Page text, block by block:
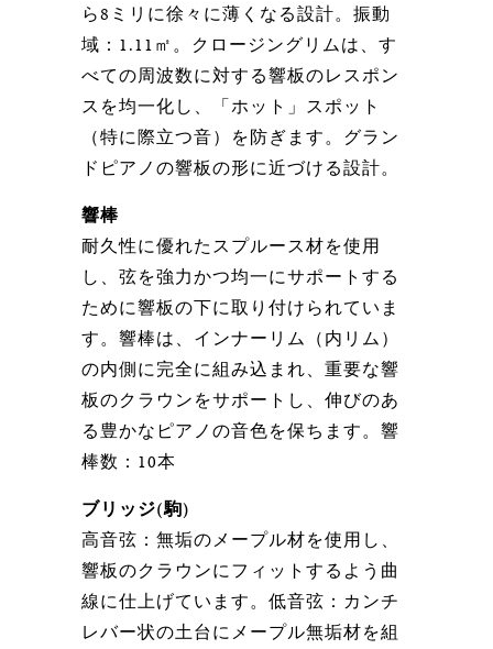
ら8ミリに徐々に薄くなる設計。振動
域：1.11㎡。クロージングリムは、す
べての周波数に対する響板のレスポン
スを均一化し、「ホット」スポット
（特に際立つ音）を防ぎます。グラン
ドピアノの響板の形に近づける設計。
響棒
耐久性に優れたスプルース材を使用
し、弦を強力かつ均一にサポートする
ために響板の下に取り付けられていま
す。響棒は、インナーリム（内リム）
の内側に完全に組み込まれ、重要な響
板のクラウンをサポートし、伸びのあ
る豊かなピアノの音色を保ちます。響
棒数：10本
ブリッジ(駒)
高音弦：無垢のメープル材を使用し、
響板のクラウンにフィットするよう曲
線に仕上げています。低音弦：カンチ
レバー状の土台にメープル無垢材を組